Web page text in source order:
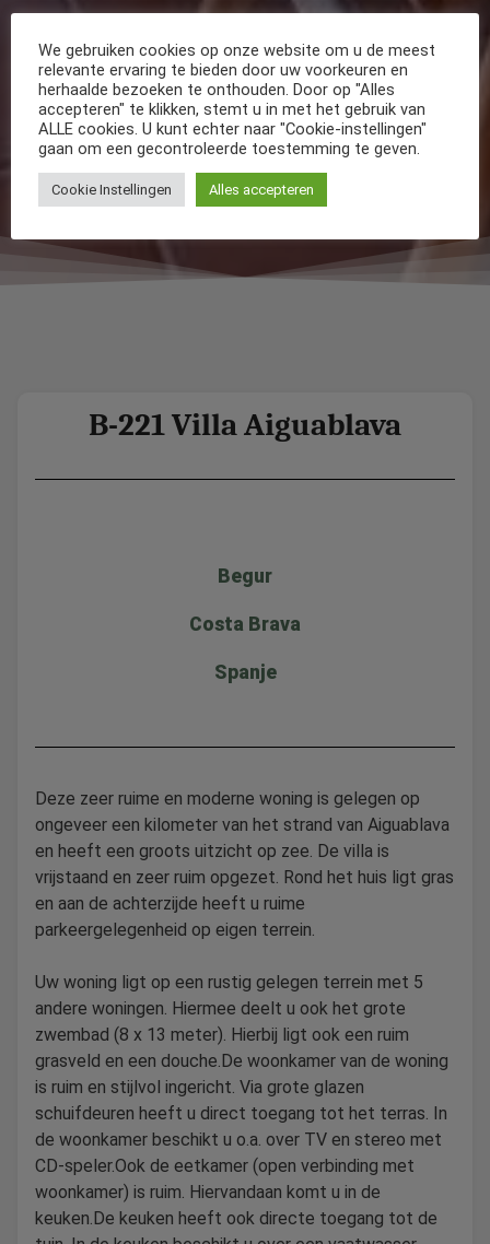
B-221 Villa Aiguablava
Begur
Costa Brava
Spanje
Deze zeer ruime en moderne woning is gelegen op
ongeveer een kilometer van het strand van Aiguablava
en heeft een groots uitzicht op zee. De villa is
vrijstaand en zeer ruim opgezet. Rond het huis ligt gras
en aan de achterzijde heeft u ruime
parkeergelegenheid op eigen terrein.
Uw woning ligt op een rustig gelegen terrein met 5
andere woningen. Hiermee deelt u ook het grote
zwembad (8 x 13 meter). Hierbij ligt ook een ruim
grasveld en een douche.De woonkamer van de woning
is ruim en stijlvol ingericht. Via grote glazen
schuifdeuren heeft u direct toegang tot het terras. In
de woonkamer beschikt u o.a. over TV en stereo met
CD-speler.Ook de eetkamer (open verbinding met
woonkamer) is ruim. Hiervandaan komt u in de
keuken.De keuken heeft ook directe toegang tot de
We gebruiken cookies op onze website om u de meest
relevante ervaring te bieden door uw voorkeuren en
herhaalde bezoeken te onthouden. Door op "Alles
accepteren" te klikken, stemt u in met het gebruik van
ALLE cookies. U kunt echter naar "Cookie-instellingen"
gaan om een gecontroleerde toestemming te geven.
Cookie Instellingen Alles accepteren